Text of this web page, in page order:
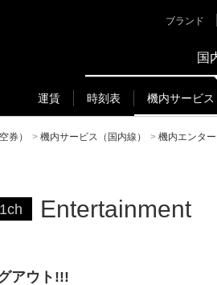
国
運賃 時刻表 機内サービス
ブランド
券） > 機内サービス（国内線） > 機内エンタ
Entertainment
アウト!!!